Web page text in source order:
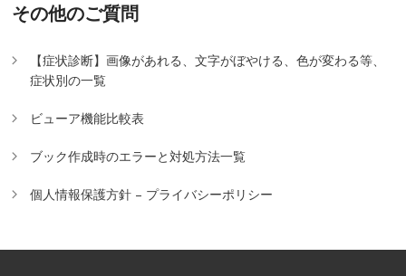
その他のご質問
【症状診断】画像があれる、文字がぼやける、色が変わる等、
症状別の一覧
ビューア機能比較表
ブック作成時のエラーと対処方法一覧
個人情報保護方針 – プライバシーポリシー